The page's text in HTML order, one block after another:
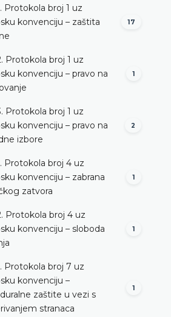
Protokola broj 1 uz
konvenciju – zaštita
17
Protokola broj 1 uz
konvenciju – pravo na
1
Protokola broj 1 uz
konvenciju – pravo na
izbore
2
Protokola broj 4 uz
konvenciju – zabrana
zatvora
1
Protokola broj 4 uz
konvenciju – sloboda
1
Protokola broj 7 uz
konvenciju –
zaštite u vezi s
stranaca
1